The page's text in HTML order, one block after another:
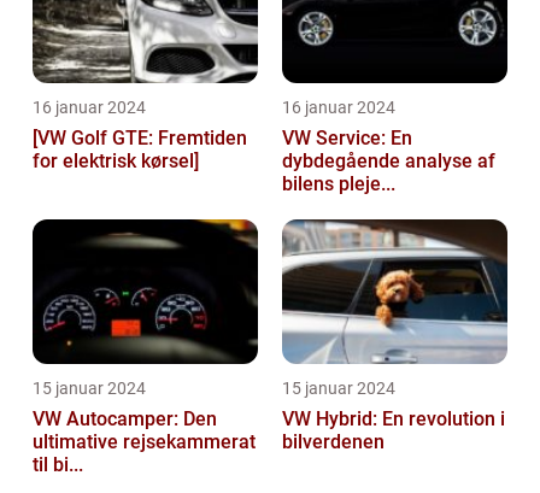
16 januar 2024
[VW Golf GTE: Fremtiden
for elektrisk kørsel]
16 januar 2024
VW Service: En
dybdegående analyse af
bilens pleje...
15 januar 2024
VW Autocamper: Den
ultimative rejsekammerat
til bi...
15 januar 2024
VW Hybrid: En revolution i
bilverdenen